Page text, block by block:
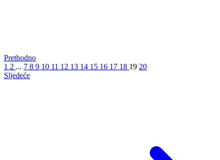
Prethodno
1 2 ... 7 8 9 10 11 12 13 14 15 16 17 18 19 20
Sljedeće